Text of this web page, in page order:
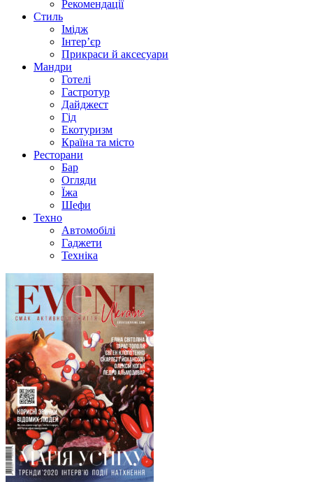
Рекомендації
Стиль
Імідж
Інтер’єр
Прикраси й аксесуари
Мандри
Готелі
Гастротур
Дайджест
Гід
Екотуризм
Країна та місто
Ресторани
Бар
Огляди
Їжа
Шефи
Техно
Автомобілі
Гаджети
Техніка